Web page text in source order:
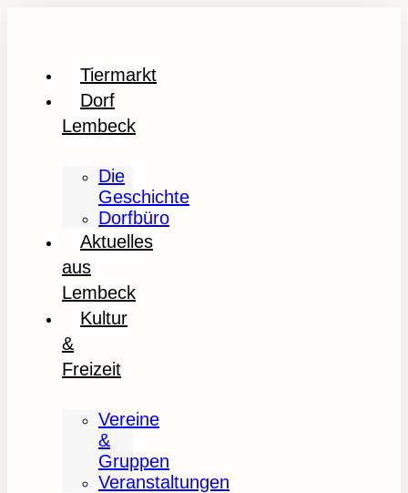
Tiermarkt
Dorf
Lembeck
Die
Geschichte
Dorfbüro
Aktuelles
aus
Lembeck
Kultur
&
Freizeit
Vereine
&
Gruppen
Veranstaltungen